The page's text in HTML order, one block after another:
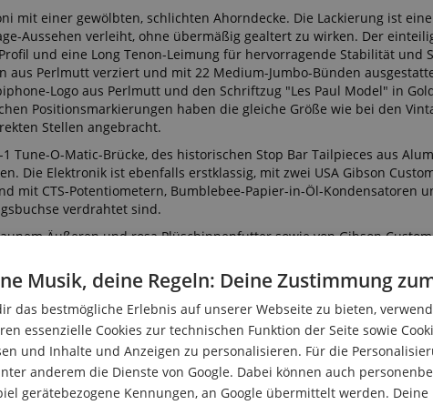
mit einer gewölbten, schlichten Ahorndecke. Die Lackierung ist
Aussehen verleiht, ohne übermäßig gealtert zu wirken. Der
und eine Long Tenon-Leimung für hervorragende Stabilität und
Perlmutt verziert und mit 22 Medium-Jumbo-Bünden
Logo aus Perlmutt und den Schriftzug "Les Paul Model" in
Positionsmarkierungen haben die gleiche Größe wie bei den
Stellen angebracht.
Tune-O-Matic-Brücke, des historischen Stop Bar Tailpieces aus
Die Elektronik ist ebenfalls erstklassig, mit zwei USA Gibson
mit CTS-Potentiometern, Bumblebee-Papier-in-Öl-Kondensatoren
verdrahtet sind.
Äußeren und rosa Plüschinnenfutter sowie von Gibson
Reissue ist nicht nur eine Gitarre, sondern eine Brücke zu
in der Musikgeschichte zu hinterlassen.
Musik, deine Regeln: Deine Zustimmung
das bestmögliche Erlebnis auf unserer Webseite zu bieten,
essenzielle Cookies zur technischen Funktion der Seite sowie
und Inhalte und Anzeigen zu personalisieren. Für die
anderem die Dienste von Google. Dabei können auch
gerätebezogene Kennungen, an Google übermittelt werden.